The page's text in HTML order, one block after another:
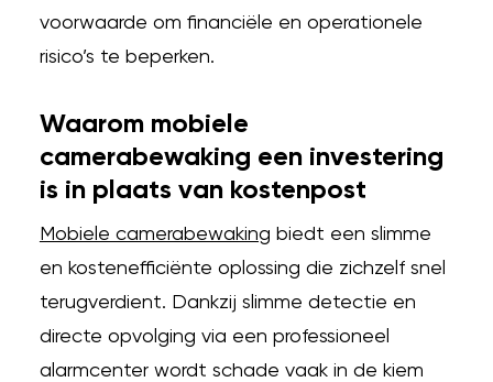
voorwaarde om financiële en operationele
risico’s te beperken.
Waarom mobiele
camerabewaking een investering
is in plaats van kostenpost
Mobiele camerabewaking biedt een slimme
en kostenefficiënte oplossing die zichzelf snel
terugverdient. Dankzij slimme detectie en
directe opvolging via een professioneel
alarmcenter wordt schade vaak in de kiem